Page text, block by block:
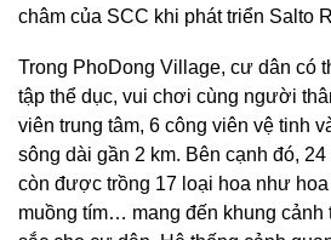
châm của SCC khi phát triển Salto
Trong PhoDong Village, cư dân có
tập thể dục, vui chơi cùng người
viên trung tâm, 6 công viên vệ tinh
sông dài gần 2 km. Bên cạnh đó,
còn được trồng 17 loại hoa như
muồng tím… mang đến khung cảnh